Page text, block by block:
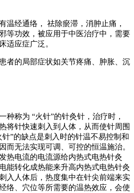
温经通络， 祛除瘀滞，消肿止痛，
等功效，被应用于中医治疗中，需要
适应症广泛。
者的局部症状如关节疼痛、肿胀、沉
称为 “火针”的针灸针，治疗时，
将针快速刺入到人体，从而使针周围
”的缺点是刺入时的针温不易控制和
而无法实现可调、可控的恒温施治。
电流的电流源给内热式电热针灸
能转化成热能来升高内热式电热针灸
入人体后，热度集中在针尖前端来实
络、穴位等所需要的温热效应，会使